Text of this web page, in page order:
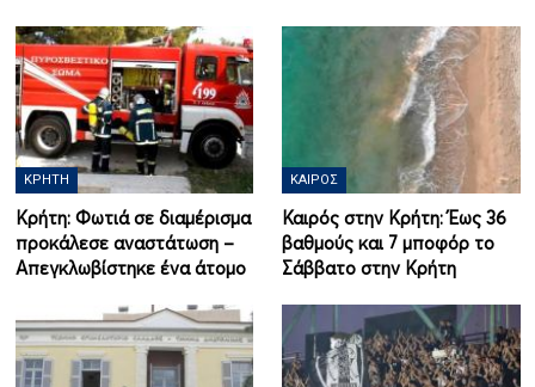
ΚΡΉΤΗ
Κρήτη: Φωτιά σε διαμέρισμα
προκάλεσε αναστάτωση –
Απεγκλωβίστηκε ένα άτομο
ΚΑΙΡΌΣ
Καιρός στην Κρήτη: Έως 36
βαθμούς και 7 μποφόρ το
Σάββατο στην Κρήτη